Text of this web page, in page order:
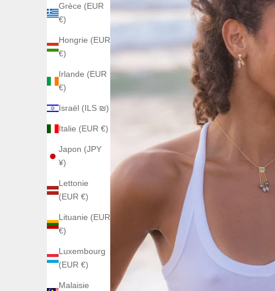
Grèce (EUR
€)
Hongrie (EUR
€)
Irlande (EUR
€)
Israël (ILS ₪)
Italie (EUR €)
Japon (JPY
¥)
Lettonie
(EUR €)
Lituanie (EUR
€)
Luxembourg
(EUR €)
Malaisie